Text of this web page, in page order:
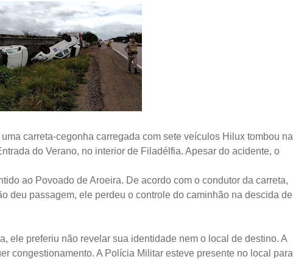
carreta-cegonha carregada com sete veículos Hilux tombou na
do Verano, no interior de Filadélfia. Apesar do acidente, o
ao Povoado de Aroeira. De acordo com o condutor da carreta,
deu passagem, ele perdeu o controle do caminhão na descida de
ele preferiu não revelar sua identidade nem o local de destino. A
congestionamento. A Polícia Militar esteve presente no local para